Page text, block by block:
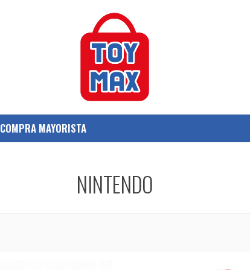
COMPRA MAYORISTA
NINTENDO